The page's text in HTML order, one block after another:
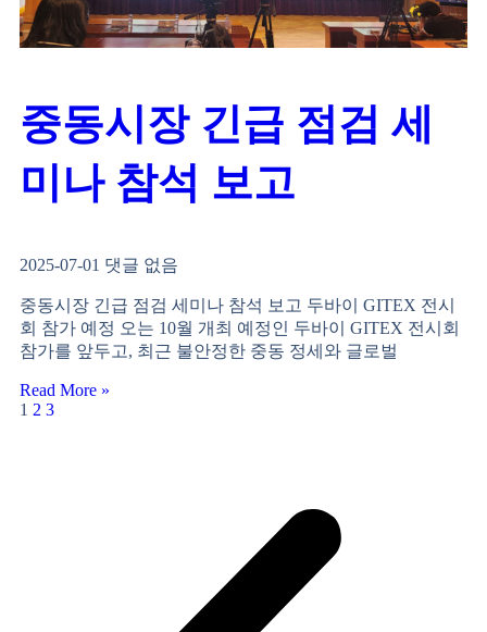
중동시장 긴급 점검 세
미나 참석 보고
2025-07-01 댓글 없음
중동시장 긴급 점검 세미나 참석 보고 두바이 GITEX 전시
회 참가 예정 오는 10월 개최 예정인 두바이 GITEX 전시회
참가를 앞두고, 최근 불안정한 중동 정세와 글로벌
Read More »
1 2 3